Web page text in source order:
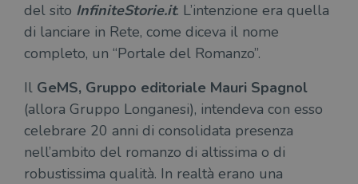
del sito InfiniteStorie.it. L’intenzione era quella
di lanciare in Rete, come diceva il nome
completo, un “Portale del Romanzo”.
Il GeMS, Gruppo editoriale Mauri Spagnol
(allora Gruppo Longanesi), intendeva con esso
celebrare 20 anni di consolidata presenza
nell’ambito del romanzo di altissima o di
robustissima qualità. In realtà erano una